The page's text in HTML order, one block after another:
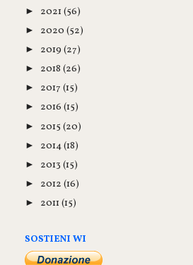
► 2021 (56)
► 2020 (52)
► 2019 (27)
► 2018 (26)
► 2017 (15)
► 2016 (15)
► 2015 (20)
► 2014(18)
► 2013 (15)
► 2012 (16)
► 2011 (15)
SOSTIENI WI